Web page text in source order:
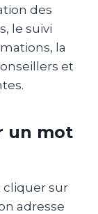
des
le suivi
la
et
un mot
cliquer sur
adresse